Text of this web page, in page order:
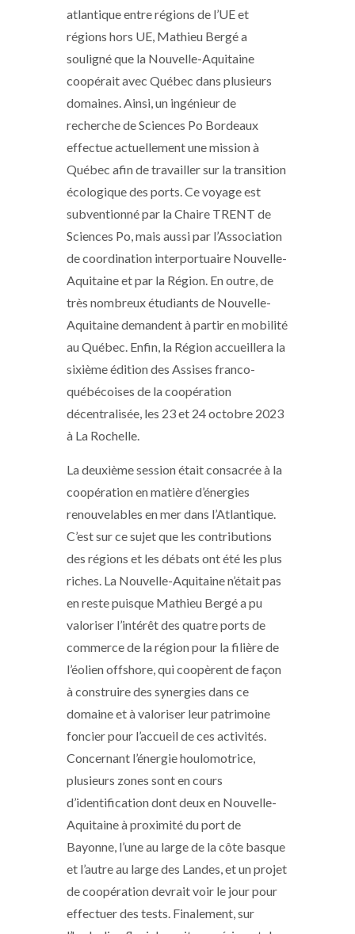
atlantique entre régions de l’UE et
régions hors UE, Mathieu Bergé a
souligné que la Nouvelle-Aquitaine
coopérait avec Québec dans plusieurs
domaines. Ainsi, un ingénieur de
recherche de Sciences Po Bordeaux
effectue actuellement une mission à
Québec afin de travailler sur la transition
écologique des ports. Ce voyage est
subventionné par la Chaire TRENT de
Sciences Po, mais aussi par l’Association
de coordination interportuaire Nouvelle-
Aquitaine et par la Région. En outre, de
très nombreux étudiants de Nouvelle-
Aquitaine demandent à partir en mobilité
au Québec. Enfin, la Région accueillera la
sixième édition des Assises franco-
québécoises de la coopération
décentralisée, les 23 et 24 octobre 2023
à La Rochelle.
La deuxième session était consacrée à la
coopération en matière d’énergies
renouvelables en mer dans l’Atlantique.
C’est sur ce sujet que les contributions
des régions et les débats ont été les plus
riches. La Nouvelle-Aquitaine n’était pas
en reste puisque Mathieu Bergé a pu
valoriser l’intérêt des quatre ports de
commerce de la région pour la filière de
l’éolien offshore, qui coopèrent de façon
à construire des synergies dans ce
domaine et à valoriser leur patrimoine
foncier pour l’accueil de ces activités.
Concernant l’énergie houlomotrice,
plusieurs zones sont en cours
d’identification dont deux en Nouvelle-
Aquitaine à proximité du port de
Bayonne, l’une au large de la côte basque
et l’autre au large des Landes, et un projet
de coopération devrait voir le jour pour
effectuer des tests. Finalement, sur